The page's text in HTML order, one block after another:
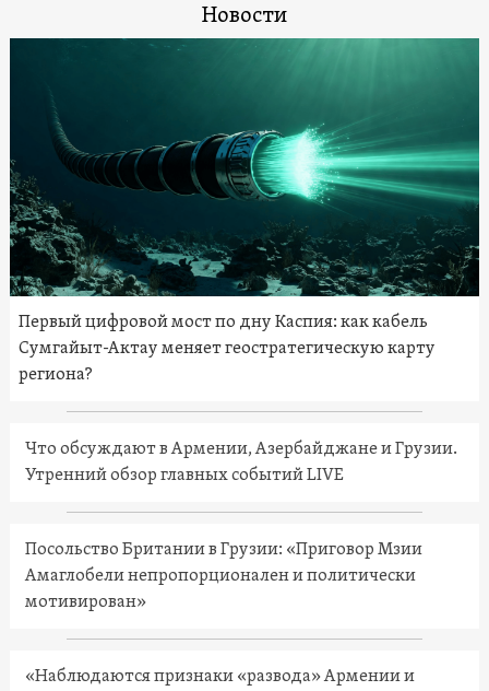
Новости
Первый цифровой мост по дну Каспия: как кабель
Сумгайыт-Актау меняет геостратегическую карту
региона?
Что обсуждают в Армении, Азербайджане и Грузии.
Утренний обзор главных событий LIVE
Посольство Британии в Грузии: «Приговор Мзии
Амаглобели непропорционален и политически
мотивирован»
«Наблюдаются признаки «развода» Армении и